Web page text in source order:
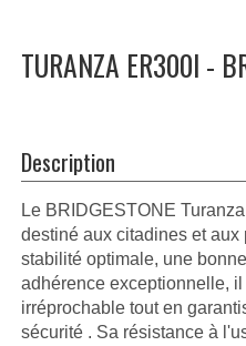
TURANZA ER300I -
Description
Le BRIDGESTONE
destiné aux citadines et
stabilité optimale, une
adhérence exceptionnelle,
irréprochable tout en
sécurité . Sa résistance à